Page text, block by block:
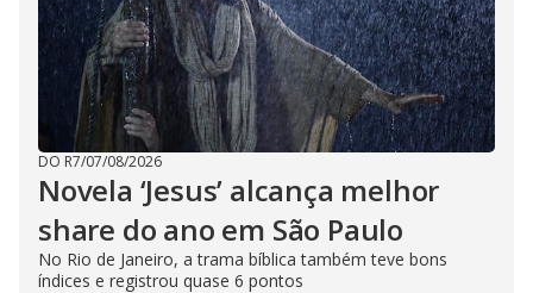
DO R7/07/08/2026
Novela ‘Jesus’ alcança melhor
share do ano em São Paulo
No Rio de Janeiro, a trama bíblica também teve bons
índices e registrou quase 6 pontos